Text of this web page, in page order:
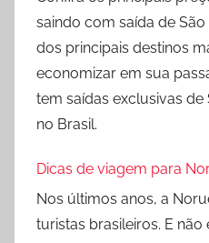
saindo com saída de São
dos principais destinos
economizar em sua
tem saídas exclusivas
no Brasil.
Dicas de viagem para
Nos últimos anos, a
turistas brasileiros. E